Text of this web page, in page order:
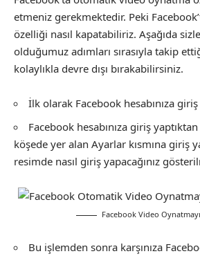
etmeniz gerekmektedir. Peki
özelliği nasıl kapatabiliriz. Aşağıda
olduğumuz adımları sırasıyla takip
kolaylıkla devre dışı bırakabilirsiniz.
İlk olarak Facebook hesabınıza giriş
Facebook hesabınıza giriş
köşede yer alan Ayarlar kısmına giriş
resimde nasıl giriş yapacağınız
Facebook Video
Bu işlemden sonra karşınıza